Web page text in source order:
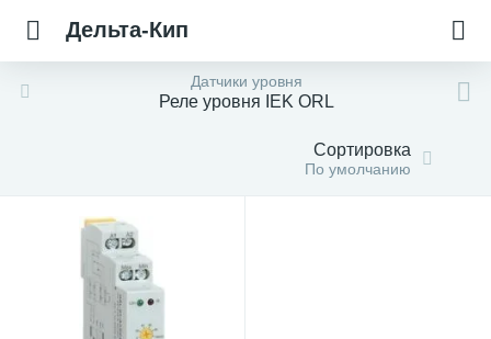
Дельта-Кип
Датчики уровня
Реле уровня IEK ORL
Сортировка
По умолчанию